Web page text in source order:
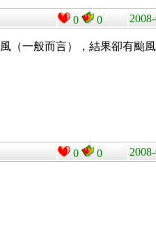
0 0
（一般而言），結果卻有颱
0 0